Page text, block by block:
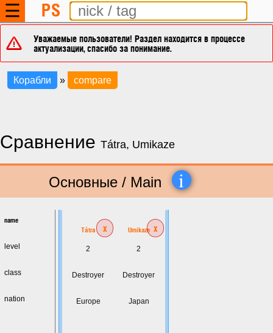
☰ PS
Уважаемые пользователи! Раздел находится в процессе
актуализации, спасибо за понимание.
Корабли » compare
Сравнение Tátra, Umikaze
Основные / Main i
name
level
class
nation
Tátra x
2
Destroyer
Europe
Umikaze x
2
Destroyer
Japan